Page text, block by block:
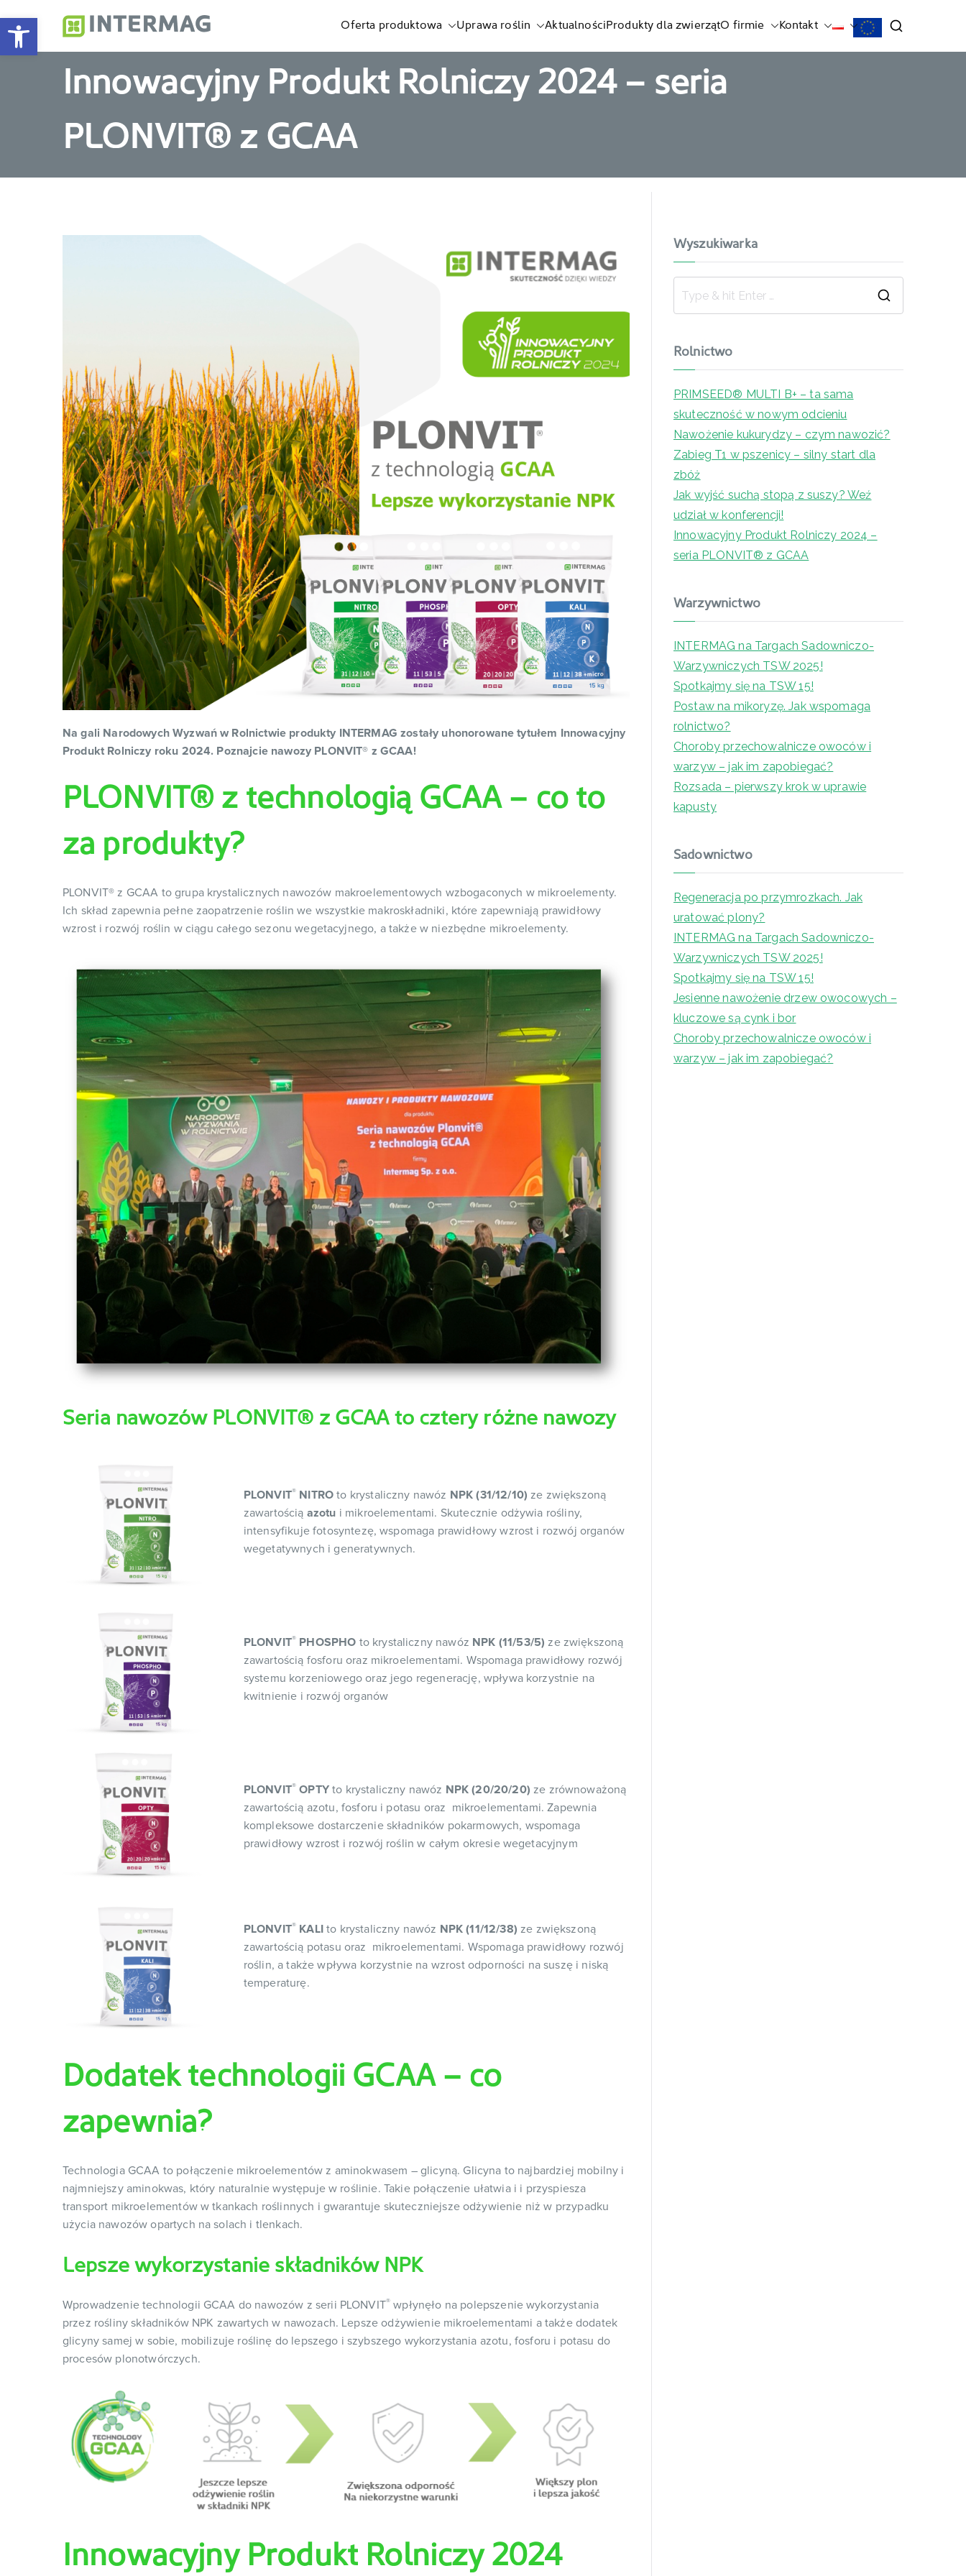
Otwórz pasek narzędziProducent nawozów dolistnych i biostymulatorów
Oferta produktowa Uprawa roślin AktualnościProdukty dla zwierzątO firmie Kontakt
Innowacyjny Produkt Rolniczy 2024 – seria
PLONVIT® z GCAA
Na gali Narodowych Wyzwań w Rolnictwie produkty INTERMAG zostały uhonorowane tytułem Innowacyjny
Produkt Rolniczy roku 2024. Poznajcie nawozy PLONVIT® z GCAA!
PLONVIT® z technologią GCAA – co to
za produkty?
PLONVIT® z GCAA to grupa krystalicznych nawozów makroelementowych wzbogaconych w mikroelementy.
Ich skład zapewnia pełne zaopatrzenie roślin we wszystkie makroskładniki, które zapewniają prawidłowy
wzrost i rozwój roślin w ciągu całego sezonu wegetacyjnego, a także w niezbędne mikroelementy.
Seria nawozów PLONVIT® z GCAA to cztery różne nawozy
PLONVIT® NITRO to krystaliczny nawóz NPK (31/12/10)ze zwiększoną
zawartością azotu i mikroelementami. Skutecznie odżywia rośliny,
intensyfikuje fotosyntezę, wspomaga prawidłowy wzrost i rozwój organów
wegetatywnych i generatywnych.
PLONVIT® PHOSPHO to krystaliczny nawóz NPK (11/53/5)ze zwiększoną
zawartością fosforu oraz mikroelementami. Wspomaga prawidłowy rozwój
systemu korzeniowego oraz jego regenerację, wpływa korzystnie na
kwitnienie i rozwój organów
PLONVIT® OPTYto krystaliczny nawóz NPK (20/20/20) ze zrównoważoną
zawartością azotu, fosforu i potasu oraz mikroelementami. Zapewnia
kompleksowe dostarczenie składników pokarmowych, wspomaga
prawidłowy wzrost i rozwój roślin w całym okresie wegetacyjnym
PLONVIT® KALIto krystaliczny nawóz NPK (11/12/38) ze zwiększoną
zawartością potasu oraz mikroelementami. Wspomaga prawidłowy rozwój
roślin, a także wpływa korzystnie na wzrost odporności na suszę i niską
temperaturę.
Dodatek technologii GCAA – co
zapewnia?
Technologia GCAA to połączenie mikroelementów z aminokwasem – glicyną. Glicyna to najbardziej mobilny i
najmniejszy aminokwas, który naturalnie występuje w roślinie. Takie połączenie ułatwia i i przyspiesza
transport mikroelementów w tkankach roślinnych i gwarantuje skuteczniejsze odżywienie niż w przypadku
użycia nawozów opartych na solach i tlenkach.
Lepsze wykorzystanie składników NPK
Wprowadzenie technologii GCAA do nawozów z serii PLONVIT® wpłynęło na polepszenie wykorzystania
przez rośliny składników NPK zawartych w nawozach. Lepsze odżywienie mikroelementami a także dodatek
glicyny samej w sobie, mobilizuje roślinę do lepszego i szybszego wykorzystania azotu, fosforu i potasu do
procesów plonotwórczych.
Innowacyjny Produkt Rolniczy 2024
Wyszukiwarka
Rolnictwo
PRIMSEED® MULTI B+ – ta sama
skuteczność w nowym odcieniu
Nawożenie kukurydzy – czym nawozić?
Zabieg T1 w pszenicy – silny start dla
zbóż
Jak wyjść suchą stopą z suszy? Weź
udział w konferencji!
Innowacyjny Produkt Rolniczy 2024 –
seria PLONVIT® z GCAA
Warzywnictwo
INTERMAG na Targach Sadowniczo-
Warzywniczych TSW 2025!
Spotkajmy się na TSW 15!
Postaw na mikoryzę. Jak wspomaga
rolnictwo?
Choroby przechowalnicze owoców i
warzyw – jak im zapobiegać?
Rozsada – pierwszy krok w uprawie
kapusty
Sadownictwo
Regeneracja po przymrozkach. Jak
uratować plony?
INTERMAG na Targach Sadowniczo-
Warzywniczych TSW 2025!
Spotkajmy się na TSW 15!
Jesienne nawożenie drzew owocowych –
kluczowe są cynk i bor
Choroby przechowalnicze owoców i
warzyw – jak im zapobiegać?